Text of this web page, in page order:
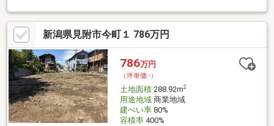
ります。商業地域は、スーパーや銀行等が近くにあり、日常生活
でも便利な地域です。土地面積は856.68㎡(公簿)でございます。
更地渡し、契約不適合責任免責、境界非明示、確定測量買主負担
新潟県見附市今町１ 786万円
786万円
（坪単価:-）
土地面積288.92m2
用途地域商業地域
建ぺい率80%
容積率400%